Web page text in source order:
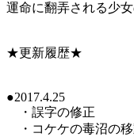
運命に翻弄される少
★更新履歴★
●2017.4.25
・誤字の修正
・コケケの毒沼の